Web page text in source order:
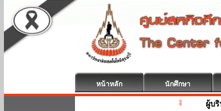
หน้าหลัก นักศึกษา
สหกิจศึกษา ยินดี
ผู้บ